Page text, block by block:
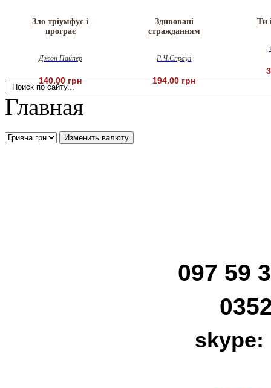
Зло тріумфує і
програє
Джон Пайпер
140.00 грн
Здивовані
стражданням
Р.Ч.Спраул
194.00 грн
Ти
Главная
097 59
skype: